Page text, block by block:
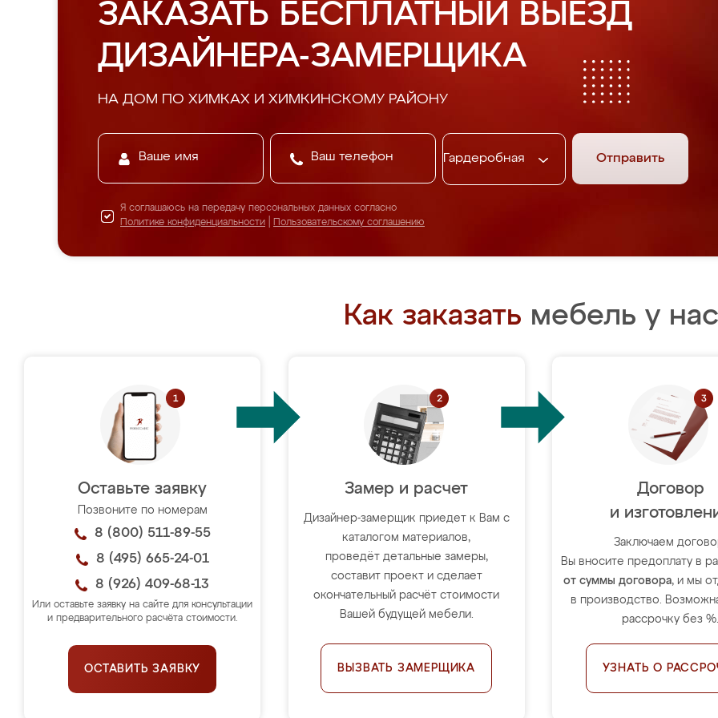
ЗАКАЗАТЬ БЕСПЛАТНЫЙ ВЫЕЗД
ДИЗАЙНЕРА-ЗАМЕРЩИКА
НА ДОМ ПО ХИМКАХ И ХИМКИНСКОМУ РАЙОНУ
Отправить
Я соглашаюсь на передачу персональных данных согласно
Политике конфиденциальности
Пользовательскому соглашению
Как заказать мебель у
Оставьте заявку
Позвоните по номерам
8 (800) 511-89-55
8 (495) 665-24-01
8 (926) 409-68-13
Или оставьте заявку на сайте для консультации
и предварительного расчёта стоимости.
ОСТАВИТЬ ЗАЯВКУ
Замер и расчет
Дизайнер-замерщик приедет к Вам с
каталогом материалов,
проведёт детальные замеры,
составит проект и сделает
окончательный расчёт стоимости
Вашей будущей мебели.
ВЫЗВАТЬ ЗАМЕРЩИКА
Договор
и
Заключаем
Вы вносите предоплату в
от суммы договора, и мы
в производство.
рассрочку без
УЗНАТЬ О